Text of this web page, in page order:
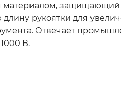
защищающий
рукоятки для
Отвечает
В.